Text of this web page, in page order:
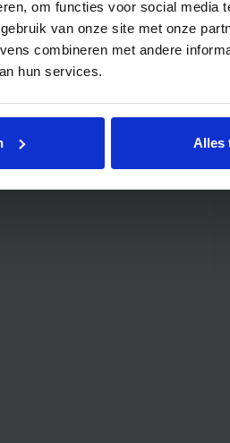
om functies voor social media
van onze site met onze
combineren met andere
hun services.
Alles
Mijn account
Inschrijven als aanbieder
Helpdesk